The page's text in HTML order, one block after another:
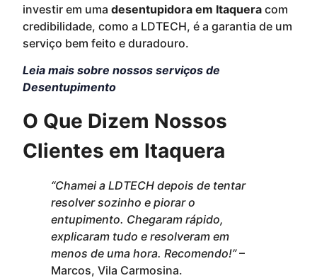
investir em uma desentupidora em Itaquera com
credibilidade, como a LDTECH, é a garantia de um
serviço bem feito e duradouro.
Leia mais sobre nossos serviços de
Desentupimento
O Que Dizem Nossos
Clientes em Itaquera
“Chamei a LDTECH depois de tentar
resolver sozinho e piorar o
entupimento. Chegaram rápido,
explicaram tudo e resolveram em
menos de uma hora. Recomendo!”–
Marcos, Vila Carmosina.